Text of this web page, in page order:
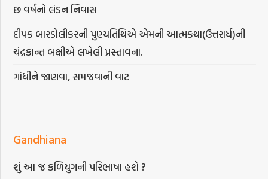
છ વર્ષનો લંડન નિવાસ
દીપક બારડોલીકરની પુણ્યતિથિએ એમની આત્મકથા(ઉત્તરાર્ધ)ની
ચંદ્રકાન્ત બક્ષીએ લખેલી પ્રસ્તાવના.
ગાંધીને જાણવા, સમજવાની વાટ
Gandhiana
શું આ જ કળિયુગની પરિભાષા હશે ?